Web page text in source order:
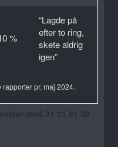
med 31 21 81 38
%
“Lagde på
efter to ring,
skete aldrig
igen”
pr. maj 2024.